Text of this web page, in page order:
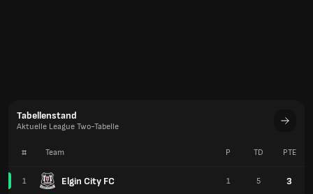
Tabellenstand
Aktuelle League Two-Tabelle
# Team
1 Elgin City FC
P TD PTE
1 5 3